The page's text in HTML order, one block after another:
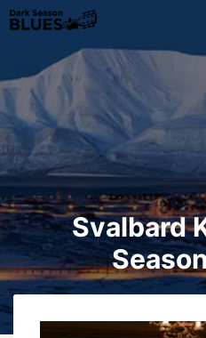
Ga
naar
inhoud
Svalbard